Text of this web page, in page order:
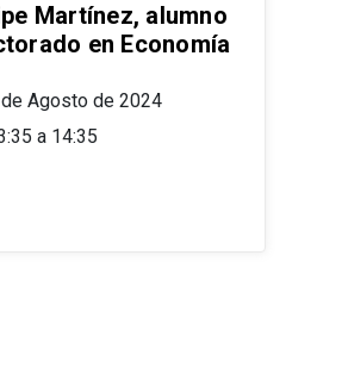
Martínez, alumno
en Economía
Agosto de 2024
a 14:35